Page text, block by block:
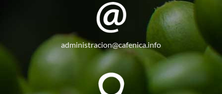
administracion@cafenica.info